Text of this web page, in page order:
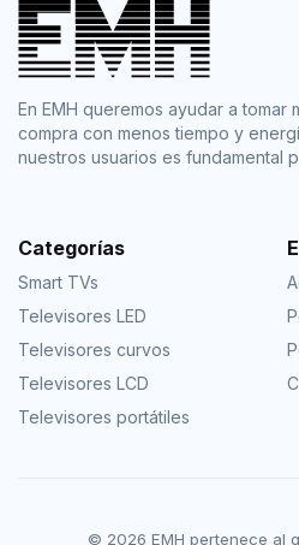
En EMH queremos ayudar a tomar
compra con menos tiempo y
nuestros usuarios es fundamental
Categorías
Smart TVs
Televisores LED
Televisores curvos
Televisores LCD
Televisores portátiles
© 2026 EMH pertenece al